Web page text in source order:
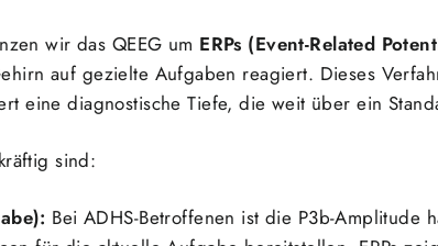
wir das QEEG um ERPs (Event-Related
auf gezielte Aufgaben reagiert. Dieses
eine diagnostische Tiefe, die weit über ein
sind:
Bei ADHS-Betroffenen ist die P3b-